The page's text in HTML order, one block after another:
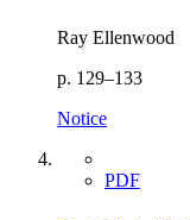
Ray Ellenwood
p. 129–133
Notice
PDF